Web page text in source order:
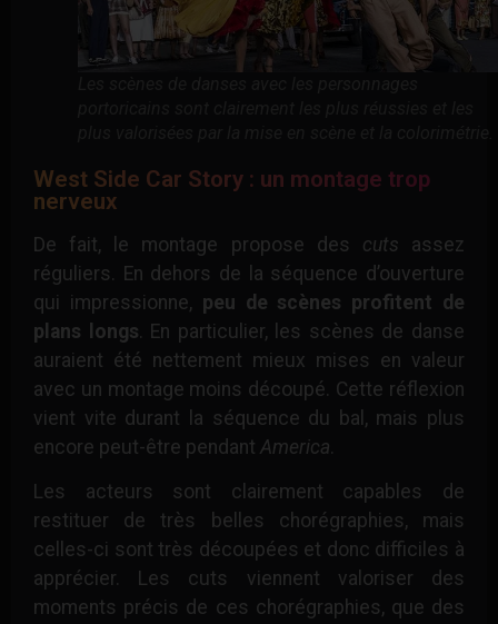
West Side Car Story : un montage trop
nerveux
De fait, le montage propose des cuts assez
réguliers. En dehors de la séquence d’ouverture
qui impressionne, peu de scènes profitent de
plans longs. En particulier, les scènes de danse
auraient été nettement mieux mises en valeur
avec un montage moins découpé. Cette réflexion
vient vite durant la séquence du bal, mais plus
encore peut-être pendant America.
Les acteurs sont clairement capables de
restituer de très belles chorégraphies, mais
celles-ci sont très découpées et donc difficiles à
apprécier. Les cuts viennent valoriser des
moments précis de ces chorégraphies, que des